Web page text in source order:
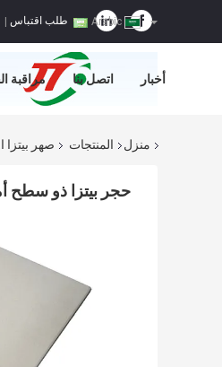
طلب اقتباس
مراقبة اتصل بنا أخبار
منزل
المنتجات صهر بيتزا
حجر بيتزا ذو سطح